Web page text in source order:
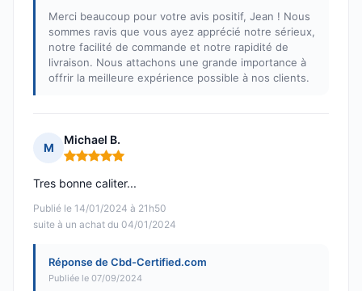
Merci beaucoup pour votre avis positif, Jean ! Nous
sommes ravis que vous ayez apprécié notre sérieux,
notre facilité de commande et notre rapidité de
livraison. Nous attachons une grande importance à
offrir la meilleure expérience possible à nos clients.
M
Michael B.
Note : 5 sur 5
Publié le 14/01/2024 à 21h50
suite à un achat du 04/01/2024
Tres bonne caliter...
Réponse de Cbd-Certified.com
Publiée le 07/09/2024